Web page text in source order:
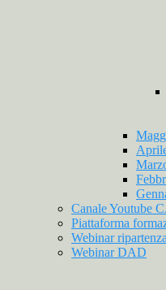
Canale Youtube
Piattaforma
Webinar ripartenza
Webinar DAD